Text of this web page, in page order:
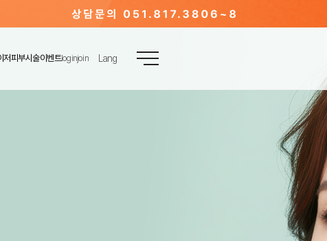
저피부시술이벤트loginjoin Lang